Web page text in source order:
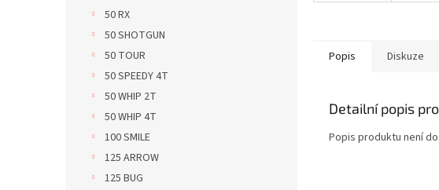
50 RX
50 SHOTGUN
50 TOUR
50 SPEEDY 4T
50 WHIP 2T
50 WHIP 4T
100 SMILE
125 ARROW
125 BUG
Popis Diskuze
Detailní popis
Popis produktu není